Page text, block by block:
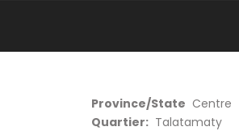
Province/State Centre
Quartier: Talatamaty